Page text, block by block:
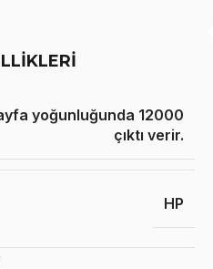
yoğunluğunda 12000
çıktı verir.
HP